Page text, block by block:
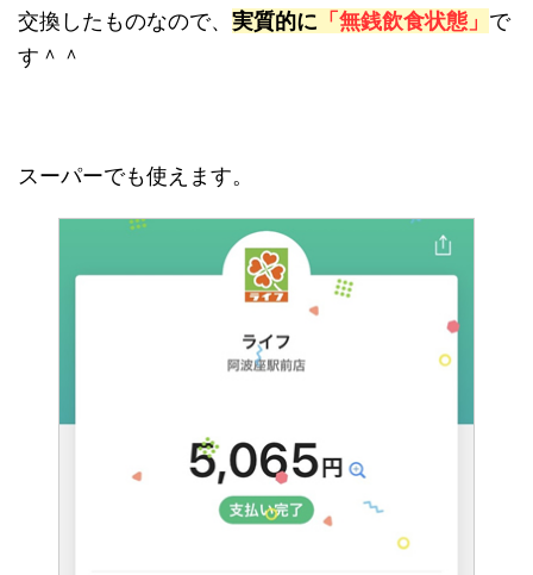
交換したものなので、 実質的に 「無銭飲食状態」 で
す＾＾
スーパーでも使えます。